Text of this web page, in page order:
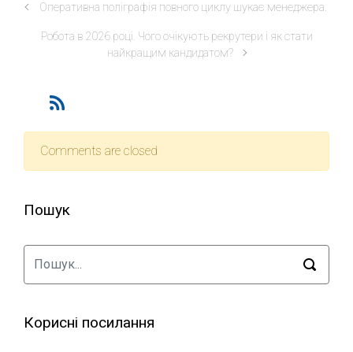
Оперативна поліграфія повного циклу шукає менеджера.
Робота в 2026 році. Чого очікують рекрутери і як стати
найкращим кандидатом?
Comments are closed
Пошук
Корисні посилання